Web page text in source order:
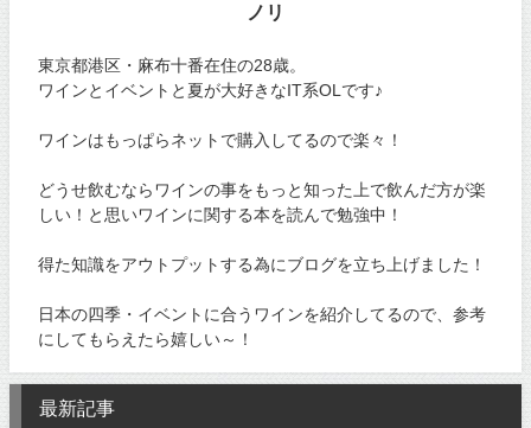
ノリ
東京都港区・麻布十番在住の28歳。
ワインとイベントと夏が大好きなIT系OLです♪
ワインはもっぱらネットで購入してるので楽々！
どうせ飲むならワインの事をもっと知った上で飲んだ方が楽
しい！と思いワインに関する本を読んで勉強中！
得た知識をアウトプットする為にブログを立ち上げました！
日本の四季・イベントに合うワインを紹介してるので、参考
にしてもらえたら嬉しい～！
最新記事